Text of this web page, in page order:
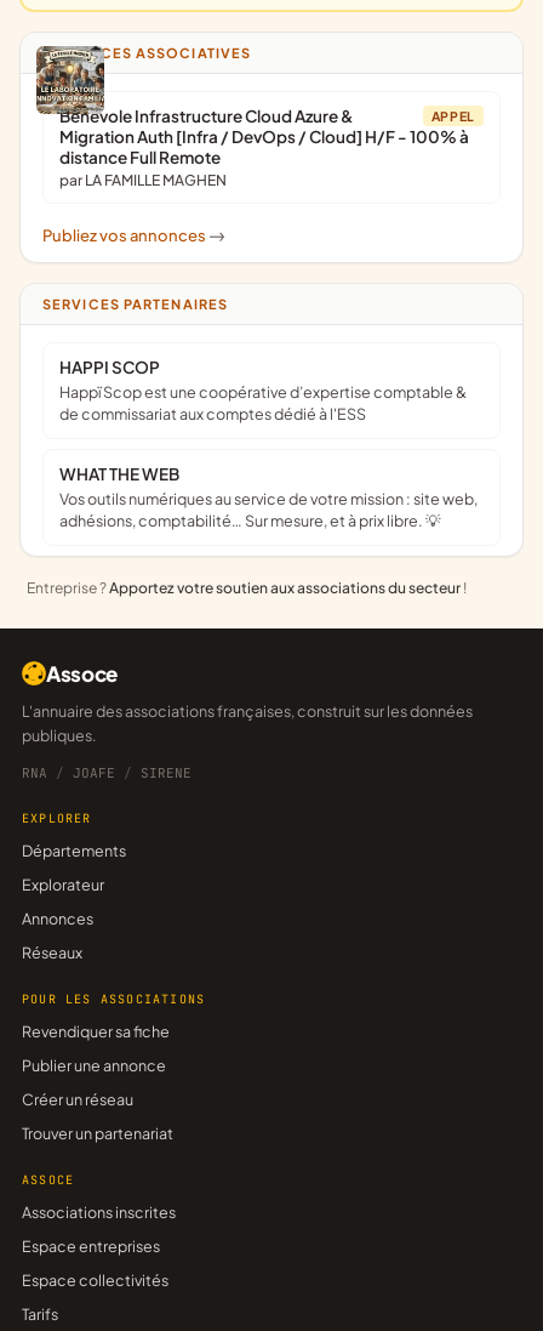
ANNONCES ASSOCIATIVES
APPEL
Bénévole Infrastructure Cloud Azure &
Migration Auth [Infra / DevOps / Cloud] H/F - 100% à
distance Full Remote
par LA FAMILLE MAGHEN
Publiez vos annonces ->
SERVICES PARTENAIRES
HAPPI SCOP
Happï Scop est une coopérative d’expertise comptable &
de commissariat aux comptes dédié à l'ESS
WHAT THE WEB
Vos outils numériques au service de votre mission : site web,
adhésions, comptabilité… Sur mesure, et à prix libre. 💡
Entreprise ?Apportez votre soutien aux associations du secteur !
Assoce
L'annuaire des associations françaises, construit sur les données
publiques.
RNA / JOAFE / SIRENE
EXPLORER
Départements
Explorateur
Annonces
Réseaux
POUR LES ASSOCIATIONS
Revendiquer sa fiche
Publier une annonce
Créer un réseau
Trouver un partenariat
ASSOCE
Associations inscrites
Espace entreprises
Espace collectivités
Tarifs